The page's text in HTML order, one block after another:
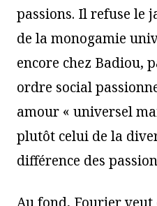
passions. Il refuse le
de la monogamie
encore chez Badiou,
ordre social
amour « universel
plutôt celui de la
différence des